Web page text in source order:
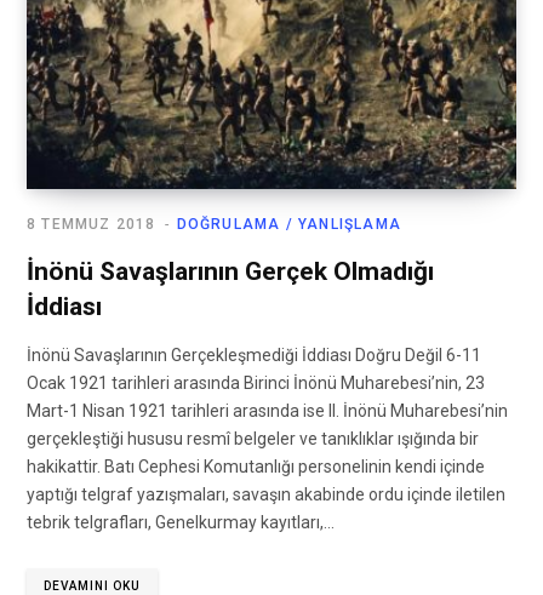
DOĞRULAMA / YANLIŞLAMA
8 TEMMUZ 2018
İnönü Savaşlarının Gerçek Olmadığı
İddiası
İnönü Savaşlarının Gerçekleşmediği İddiası Doğru Değil 6-11
Ocak 1921 tarihleri arasında Birinci İnönü Muharebesi’nin, 23
Mart-1 Nisan 1921 tarihleri arasında ise II. İnönü Muharebesi’nin
gerçekleştiği hususu resmî belgeler ve tanıklıklar ışığında bir
hakikattir. Batı Cephesi Komutanlığı personelinin kendi içinde
yaptığı telgraf yazışmaları, savaşın akabinde ordu içinde iletilen
tebrik telgrafları, Genelkurmay kayıtları,…
DEVAMINI OKU